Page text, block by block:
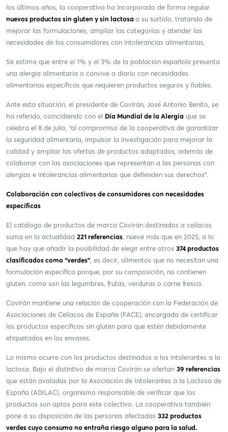
los últimos años, la cooperativa ha incorporado de forma regular
nuevos productos sin gluten y sin lactosa a su surtido, tratando de
mejorar las formulaciones, ampliar las categorías y atender las
necesidades de los consumidores con intolerancias alimentarias.
Se estima que entre el 1% y el 3% de la población española presenta
una alergia alimentaria o convive a diario con necesidades
alimentarias específicas que requieren productos seguros y fiables.
Ante esta situación, el presidente de Covirán, José Antonio Benito, se
ha referido, coincidiendo con el Día Mundial de la Alergia que se
celebra el 8 de julio, “al compromiso de la cooperativa de garantizar
la seguridad alimentaria, impulsar la investigación para mejorar la
calidad y ampliar las ofertas de productos adaptados, además de
colaborar con las asociaciones que representan a las personas con
alergias e intolerancias alimentarias que defienden sus derechos”.
Colaboración con colectivos de consumidores con necesidades
específicas
El catálogo de productos de marca Covirán destinados a celíacos
suma en la actualidad 221 referencias , nueve más que en 2025, a lo
que hay que añadir la posibilidad de elegir entre otros 374 productos
clasificados como “verdes” , es decir, alimentos que no necesitan una
formulación específica porque, por su composición, no contienen
gluten, como son las legumbres, frutas, verduras o carne fresca.
Covirán mantiene una relación de cooperación con la Federación de
Asociaciones de Celíacos de España (FACE), encargada de certificar
los productos específicos sin gluten para que estén debidamente
etiquetados en los envases.
Lo mismo ocurre con los productos destinados a los intolerantes a la
lactosa. Bajo el distintivo de marca Covirán se ofertan 39 referencias
que están avaladas por la Asociación de Intolerantes a la Lactosa de
España (ADILAC), organismo responsable de verificar que los
productos son aptos para este colectivo. La cooperativa también
pone a su disposición de las personas afectadas 332 productos
verdes cuyo consumo no entraña riesgo alguno para la salud.